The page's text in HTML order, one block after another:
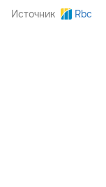
Источник Rbc